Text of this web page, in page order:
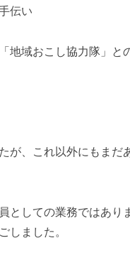
伝い
地域おこし協力隊」と
が、これ以外にもまだ
としての業務ではあり
しました。